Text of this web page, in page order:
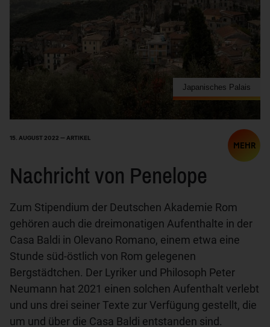
15. AUGUST 2022 — ARTIKEL
MEHR
Nachricht von Penelope
Zum Stipendium der Deutschen Akademie Rom
gehören auch die dreimonatigen Aufenthalte in der
Casa Baldi in Olevano Romano, einem etwa eine
Stunde süd-östlich von Rom gelegenen
Bergstädtchen. Der Lyriker und Philosoph Peter
Neumann hat 2021 einen solchen Aufenthalt verlebt
und uns drei seiner Texte zur Verfügung gestellt, die
um und über die Casa Baldi entstanden sind.
Japanisches Palais